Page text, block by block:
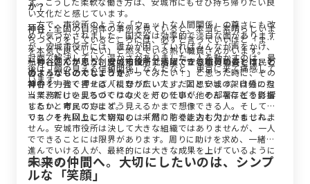
い文化だと感じています。
一方で、市役所のような「ウェットな人間関係」の尊さにも改
めて気づかされました。国交省は効率的で淡白な面があります
が、安城市役所には、誰かが困っていればみんなが声をかけ、
対面で解決していく温かさがありました。人を動かすのは、最
後は「顔の見える信頼関係」なんだなと、東京に来て痛感して
います。
か？
神谷：全国の自治体の事例を見ていると、本当に素晴らしいま
ちづくりをしているところには、必ずと言っていいほど「まち
を本気で良くしたい」と燃えている熱い職員さんがいます。
私も、国で学んだ制度の知識を武器に、安城市の職員や市民の
皆さんが「こんなことをやってみたい！」と思った時に、その
背中を力強く押せる人になりたいです。国と安城の架け橋にな
って、新しいまちづくりの火を灯していく。そんな存在を目指
したいと考えています。
ー神谷さんが思う、安城市役所で活躍できる職員の姿とは、ど
のようなものでしょうか。
神谷：一言で言えば「視野が広い人」だと思います。自分の担
当業務だけを見るのではなく、その仕事が他の部署にどう影響
するか、市民の方にどう見えるかまで想像できる人。そして、
リスクを先回りして察知し、未然に防ぐ能力も欠かせません。
でも、それ以上に大切なのは「周りを巻き込む力」かもしれま
せん。安城市役所は決して大きな組織ではありませんが、一人
でできることには限界があります。周りに助けを求め、一緒に
進んでいける人が、最終的には大きな成果を上げているように
感じます。
未来の仲間へ。大切にしたいのは、シンプ
ルな「笑顔」